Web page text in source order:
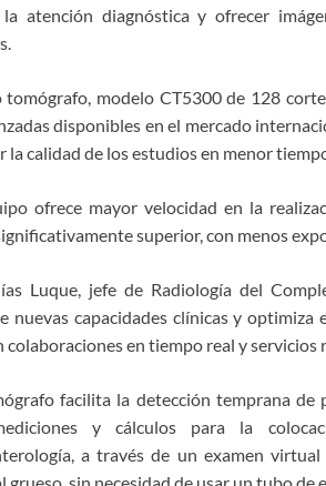
la atención diagnóstica y ofrecer
tomógrafo, modelo CT5300 de 128
disponibles en el mercado
la calidad de los estudios en menor
ofrece mayor velocidad en la
superior, con menos
Luque, jefe de Radiología del
nuevas capacidades clínicas y
colaboraciones en tiempo real y
facilita la detección temprana
y cálculos para la
a través de un examen